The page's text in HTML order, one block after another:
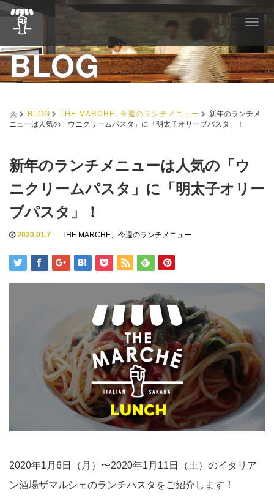
T
g
g
l
e
BLOG
BLOG THE MARCHE, 今週のランチメニュー
新年のランチメ
ニューは人気の「ウニクリームパスタ」に「明太子オリーブパスタ」！
新年のランチメニューは人気の「ウ
ニクリームパスタ」に「明太子オリー
ブパスタ」！
2020.01.7 THE MARCHE、 今週のランチメニュー
2020年1月6日（月）〜2020年1月11日（土）のイタリア
ン酒場ザマルシェのランチパスタをご紹介します！